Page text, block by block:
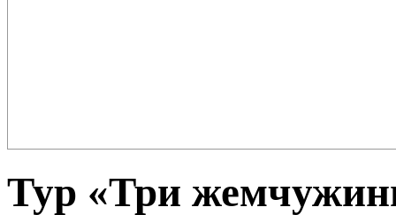
Тур «Три